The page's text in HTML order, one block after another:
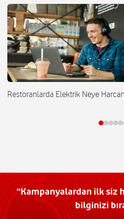
Restoranlarda Elektrik Neye
“Kampanyalardan ilk siz
bilginizi